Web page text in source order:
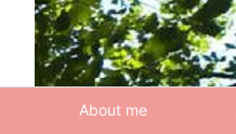
About me